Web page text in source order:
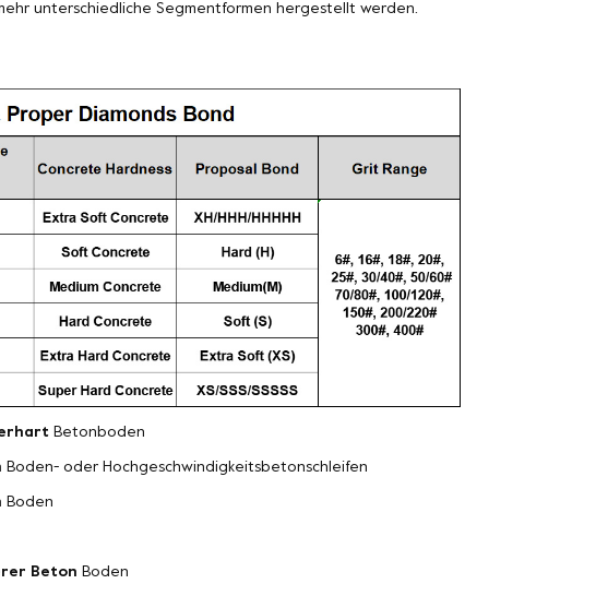
unterschiedliche Segmentformen hergestellt werden.
Betonboden
Boden- oder Hochgeschwindigkeitsbetonschleifen
Boden
Beton Boden